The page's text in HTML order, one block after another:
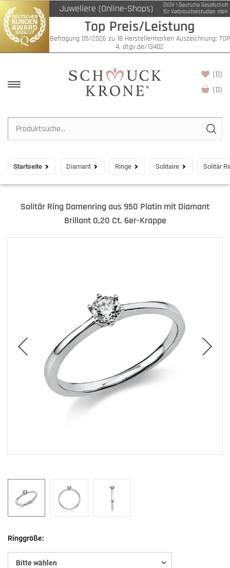
Juweliere (Online-Shops)
DtGV | Deutsche Gesellschaft
für Verbraucherstudien mbH
Top Preis/Leistung
Befragung 05/2026 zu 18 Herstellermarken Auszeichnung: TOP
4, dtgv.de/13402
(0)
(0)
Startseite Diamant Ringe Solitaire Solitär
Solitär Ring Damenring aus 950 Platin mit Diamant
Brillant 0,20 Ct. 6er-Krappe
Ringgröße:
Bitte wählen